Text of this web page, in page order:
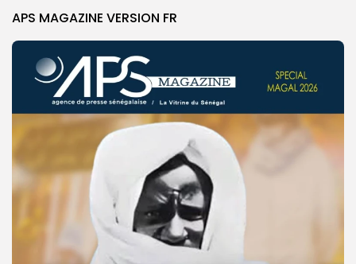
APS MAGAZINE VERSION FR